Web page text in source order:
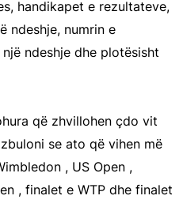
handikapet e rezultateve,
ndeshje, numrin e
ndeshje dhe plotësisht
që zhvillohen çdo vit
se ato që vihen më
, US Open ,
, finalet e WTP dhe finalet